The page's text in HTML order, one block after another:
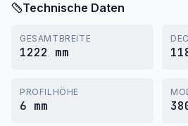
Technische Daten
GESAMTBREITE
1222 mm
PROFILHÖHE
6 mm